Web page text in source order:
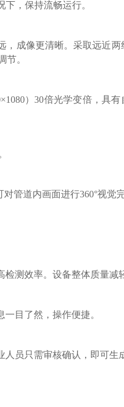
，保持流畅运行。
成像更清晰。采取远近
节。
）30倍光学变倍，具
管道内画面进行360°视觉
测效率。设备整体质量减
目了然，操作便捷。
员只需审核确认，即可生